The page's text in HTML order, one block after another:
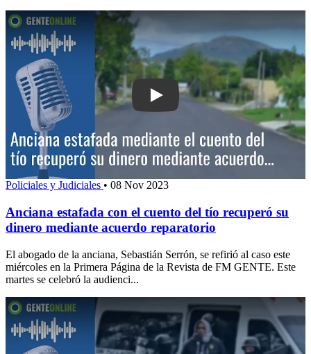
Play: Anciana estafada con el cuento
Policiales y Judiciales • 08 Nov 2023
Anciana estafada con el cuento del tío recuperó su
dinero mediante acuerdo reparatorio
El abogado de la anciana, Sebastián Serrón, se refirió al caso este
miércoles en la Primera Página de la Revista de FM GENTE. Este
martes se celebró la audienci...